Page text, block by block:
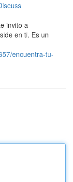
invito a
en ti. Es un
encuentra-tu-